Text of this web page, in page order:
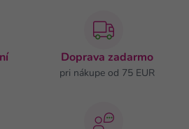
Doprava zadarmo
pri nákupe od 75 EUR